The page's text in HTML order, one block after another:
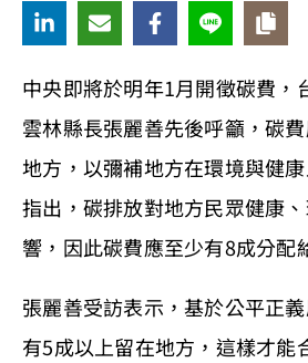
中央即將於明年1月開徵碳費，
雲林縣長張麗善先後呼籲，碳
地方，以彌補地方在環境與健
指出，碳排放對地方民眾健康
響，因此碳費應至少有8成分配
張麗善受訪表示，基於公平正
有5成以上留在地方，這樣才能